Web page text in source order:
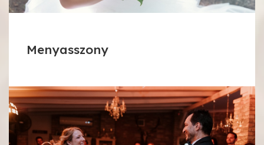
Menyasszony